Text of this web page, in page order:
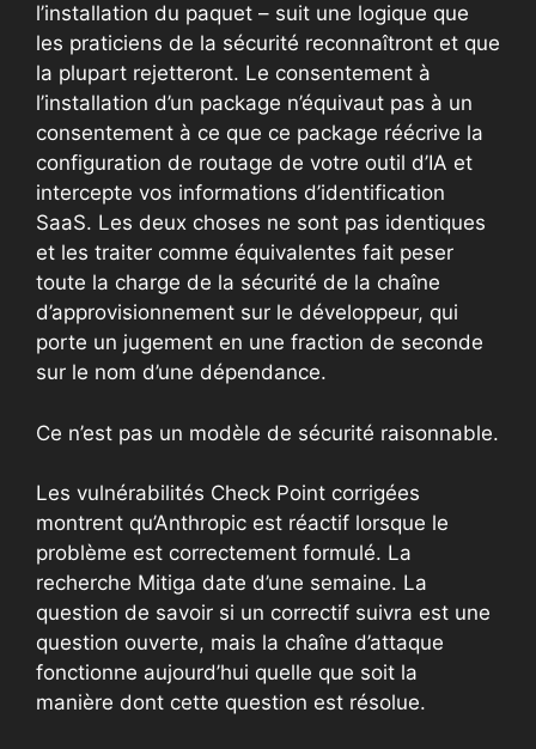
l’installation du paquet – suit une logique que
les praticiens de la sécurité reconnaîtront et que
la plupart rejetteront. Le consentement à
l’installation d’un package n’équivaut pas à un
consentement à ce que ce package réécrive la
configuration de routage de votre outil d’IA et
intercepte vos informations d’identification
SaaS. Les deux choses ne sont pas identiques
et les traiter comme équivalentes fait peser
toute la charge de la sécurité de la chaîne
d’approvisionnement sur le développeur, qui
porte un jugement en une fraction de seconde
sur le nom d’une dépendance.
Ce n’est pas un modèle de sécurité raisonnable.
Les vulnérabilités Check Point corrigées
montrent qu’Anthropic est réactif lorsque le
problème est correctement formulé. La
recherche Mitiga date d’une semaine. La
question de savoir si un correctif suivra est une
question ouverte, mais la chaîne d’attaque
fonctionne aujourd’hui quelle que soit la
manière dont cette question est résolue.